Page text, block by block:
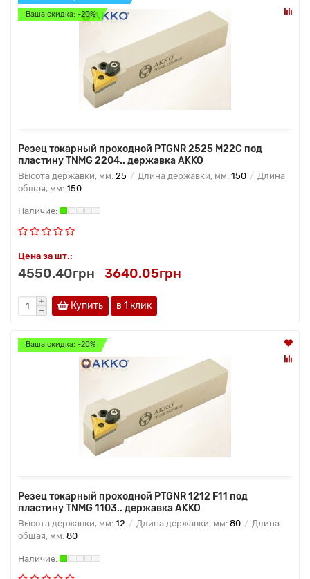
Ваша скидка: -20%
Резец токарный проходной PTGNR 2525 M22C под
пластину TNMG 2204.. державка AKKO
Высота державки, мм: 25 Длина державки, мм: 150
Длина
общая, мм: 150
Цена за шт.:
4550.40грн 3640.05грн
Купить в 1 клик
Ваша скидка: -20%
Резец токарный проходной PTGNR 1212 F11 под
пластину TNMG 1103.. державка AKKO
Высота державки, мм: 12 Длина державки, мм: 80
Длина
общая, мм: 80